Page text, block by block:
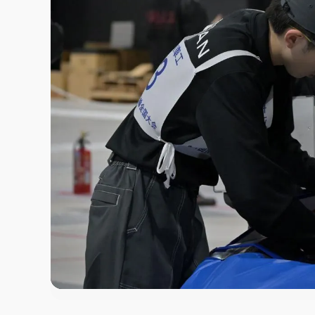
この画像の記事を